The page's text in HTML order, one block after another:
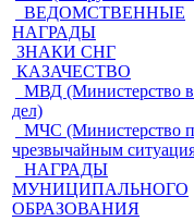
ВЕДОМСТВЕННЫЕ
НАГРАДЫ
ЗНАКИ СНГ
КАЗАЧЕСТВО
МВД (Министерство
дел)
МЧС (Министерство
чрезвычайным
НАГРАДЫ
МУНИЦИПАЛЬНОГО
ОБРАЗОВАНИЯ